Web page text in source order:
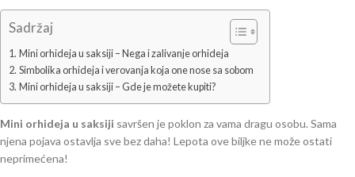
Sadržaj
Mini orhideja u saksiji – Nega i zalivanje orhideja
Simbolika orhideja i verovanja koja one nose sa sobom
Mini orhideja u saksiji – Gde je možete kupiti?
Mini orhideja u saksiji savršen je poklon za vama dragu osobu. Sama
njena pojava ostavlja sve bez daha! Lepota ove biljke ne može ostati
neprimećena!